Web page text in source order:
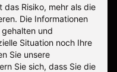
das Risiko, mehr als die
Die Informationen
und
Situation noch Ihre
Sie unsere
Sie sich, dass Sie die